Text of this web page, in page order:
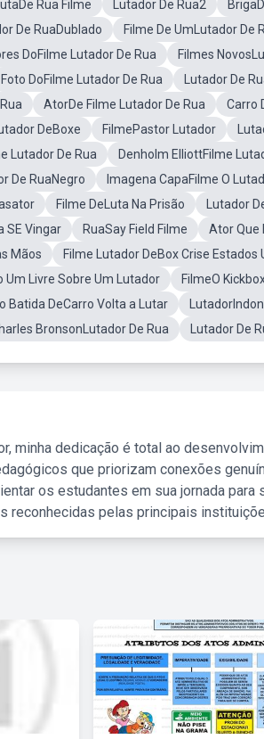
LutaDe Rua Filme Lutador De Rua2
De RuaDublado Filme De UmLutador De
DoFilme Lutador De Rua Filmes
Foto DoFilme Lutador De Rua Lutador De
AtorDe Filme Lutador De Rua Carro
DeBoxe FilmePastor Lutador
Lutador De Rua
Denholm ElliottFilme
De RuaNegro Imagena CapaFilme O
Filme DeLuta Na Prisão
Lutador
SE Vingar
RuaSay Field Filme
Ator Que
Mãos
Filme Lutador DeBox Crise Estados
Um Livre Sobre Um Lutador
FilmeO
Batida DeCarro Volta a Lutar
BronsonLutador De Rua Lutador De
minha dedicação é total ao
que priorizam conexões
os estudantes em sua jornada
reconhecidas pelas principais